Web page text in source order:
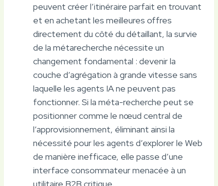
peuvent créer l’itinéraire parfait en trouvant
et en achetant les meilleures offres
directement du côté du détaillant, la survie
de la métarecherche nécessite un
changement fondamental : devenir la
couche d’agrégation à grande vitesse sans
laquelle les agents IA ne peuvent pas
fonctionner. Si la méta-recherche peut se
positionner comme le nœud central de
l’approvisionnement, éliminant ainsi la
nécessité pour les agents d’explorer le Web
de manière inefficace, elle passe d’une
interface consommateur menacée à un
utilitaire B2B critique.